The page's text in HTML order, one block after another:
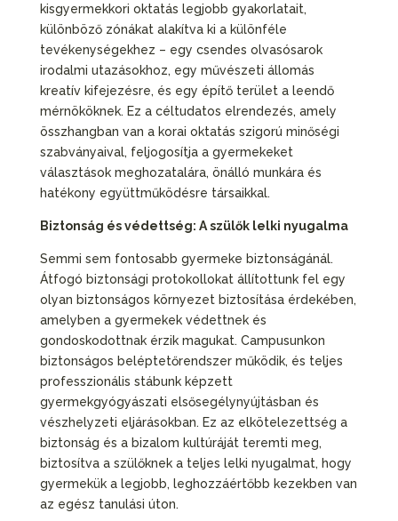
kisgyermekkori oktatás legjobb gyakorlatait,
különböző zónákat alakítva ki a különféle
tevékenységekhez – egy csendes olvasósarok
irodalmi utazásokhoz, egy művészeti állomás
kreatív kifejezésre, és egy építő terület a leendő
mérnököknek. Ez a céltudatos elrendezés, amely
összhangban van a korai oktatás szigorú minőségi
szabványaival, feljogosítja a gyermekeket
választások meghozatalára, önálló munkára és
hatékony együttműködésre társaikkal.
Biztonság és védettség: A szülők lelki nyugalma
Semmi sem fontosabb gyermeke biztonságánál.
Átfogó biztonsági protokollokat állítottunk fel egy
olyan biztonságos környezet biztosítása érdekében,
amelyben a gyermekek védettnek és
gondoskodottnak érzik magukat. Campusunkon
biztonságos beléptetőrendszer működik, és teljes
professzionális stábunk képzett
gyermekgyógyászati elsősegélynyújtásban és
vészhelyzeti eljárásokban. Ez az elkötelezettség a
biztonság és a bizalom kultúráját teremti meg,
biztosítva a szülőknek a teljes lelki nyugalmat, hogy
gyermekük a legjobb, leghozzáértőbb kezekben van
az egész tanulási úton.